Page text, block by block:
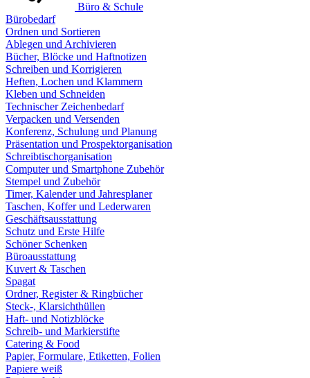
Büro & Schule
Bürobedarf
Ordnen und Sortieren
Ablegen und Archivieren
Bücher, Blöcke und Haftnotizen
Schreiben und Korrigieren
Heften, Lochen und Klammern
Kleben und Schneiden
Technischer Zeichenbedarf
Verpacken und Versenden
Konferenz, Schulung und Planung
Präsentation und Prospektorganisation
Schreibtischorganisation
Computer und Smartphone Zubehör
Stempel und Zubehör
Timer, Kalender und Jahresplaner
Taschen, Koffer und Lederwaren
Geschäftsausstattung
Schutz und Erste Hilfe
Schöner Schenken
Büroausstattung
Kuvert & Taschen
Spagat
Ordner, Register & Ringbücher
Steck-, Klarsichthüllen
Haft- und Notizblöcke
Schreib- und Markierstifte
Catering & Food
Papier, Formulare, Etiketten, Folien
Papiere weiß